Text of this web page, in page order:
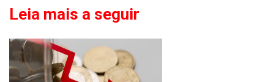
Leia mais a seguir